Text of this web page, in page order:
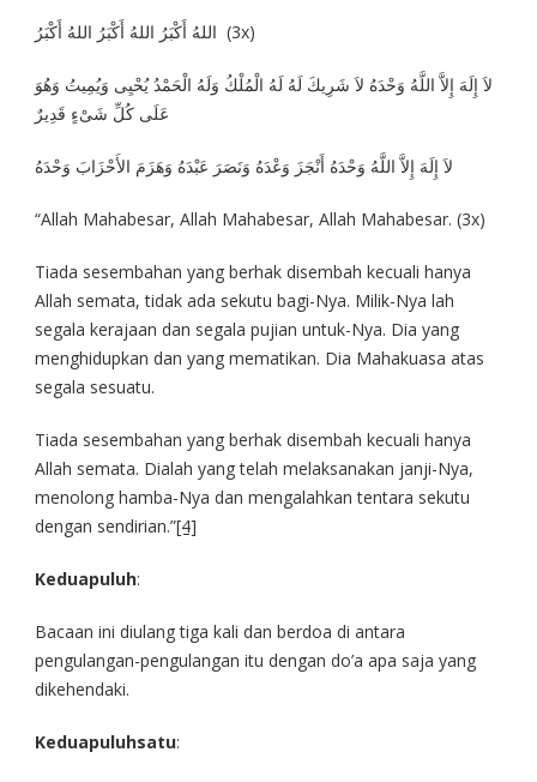
اللهُ أَكْبَرُ اللهُ أَكْبَرُ اللهُ أَكْبَرُ (3x)
لاَ إِلَهَ إِلاَّ اللَّهُ وَحْدَهُ لاَ شَرِيكَ لَهُ لَهُ الْمُلْكُ وَلَهُ الْحَمْدُ يُحْيِى وَيُمِيتُ وَهُوَ
عَلَى كُلِّ شَىْءٍ قَدِيرٌ
لاَ إِلَهَ إِلاَّ اللَّهُ وَحْدَهُ أَنْجَزَ وَعْدَهُ وَنَصَرَ عَبْدَهُ وَهَزَمَ الأَحْزَابَ وَحْدَهُ
“Allah Mahabesar, Allah Mahabesar, Allah Mahabesar. (3x)
Tiada sesembahan yang berhak disembah kecuali hanya
Allah semata, tidak ada sekutu bagi-Nya. Milik-Nya lah
segala kerajaan dan segala pujian untuk-Nya. Dia yang
menghidupkan dan yang mematikan. Dia Mahakuasa atas
segala sesuatu.
Tiada sesembahan yang berhak disembah kecuali hanya
Allah semata. Dialah yang telah melaksanakan janji-Nya,
menolong hamba-Nya dan mengalahkan tentara sekutu
dengan sendirian.”[4]
Keduapuluh:
Bacaan ini diulang tiga kali dan berdoa di antara
pengulangan-pengulangan itu dengan do’a apa saja yang
dikehendaki.
Keduapuluhsatu: